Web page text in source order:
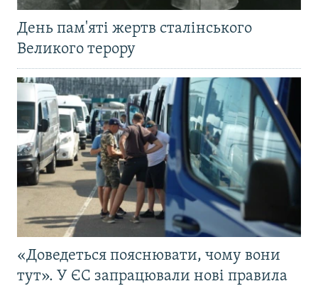
День пам'яті жертв сталінського
Великого терору
«Доведеться пояснювати, чому вони
тут». У ЄС запрацювали нові правила